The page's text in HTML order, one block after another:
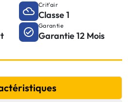
Crit'air
Classe 1
Garantie
Garantie 12 Mois